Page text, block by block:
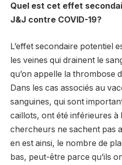
Quel est cet effet
J&J contre COVID-19?
L’effet secondaire potentiel
les veines qui drainent le
qu’on appelle la thrombose
Dans les cas associés au
sanguines, qui sont
caillots, ont été inférieures à
chercheurs ne sachent pas
en est ainsi, le nombre de
bas, peut-être parce qu’ils